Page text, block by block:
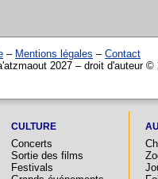
– Mentions légales – Contact
2027 – droit d'auteur ©
CULTURE
Concerts
Sortie des films
Festivals